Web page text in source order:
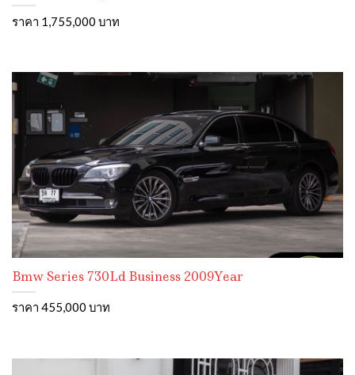
ราคา 1,755,000 บาท
Bmw Series 730Ld Business 2009Year
ราคา 455,000 บาท